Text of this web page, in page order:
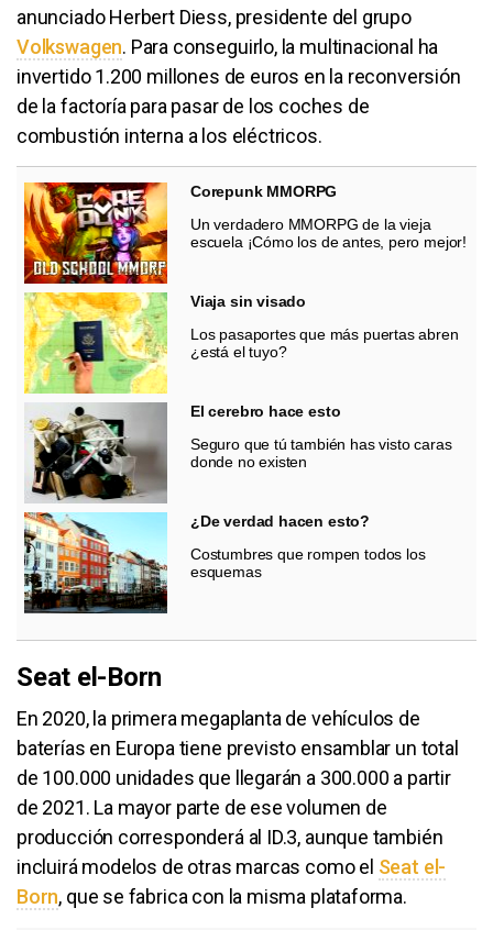
anunciado Herbert Diess, presidente del grupo
Volkswagen. Para conseguirlo, la multinacional ha
invertido 1.200 millones de euros en la reconversión
de la factoría para pasar de los coches de
combustión interna a los eléctricos.
Corepunk MMORPG
Un verdadero MMORPG de la vieja
escuela ¡Cómo los de antes, pero mejor!
Viaja sin visado
Los pasaportes que más puertas abren
¿está el tuyo?
El cerebro hace esto
Seguro que tú también has visto caras
donde no existen
¿De verdad hacen esto?
Costumbres que rompen todos los
esquemas
Seat el-Born
En 2020, la primera megaplanta de vehículos de
baterías en Europa tiene previsto ensamblar un total
de 100.000 unidades que llegarán a 300.000 a partir
de 2021. La mayor parte de ese volumen de
producción corresponderá al ID.3, aunque también
incluirá modelos de otras marcas como el Seat el-
Born, que se fabrica con la misma plataforma.